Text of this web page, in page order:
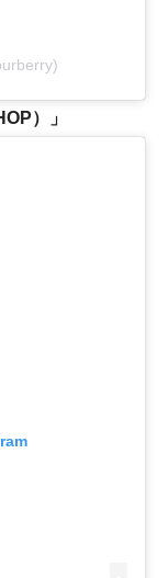
）」